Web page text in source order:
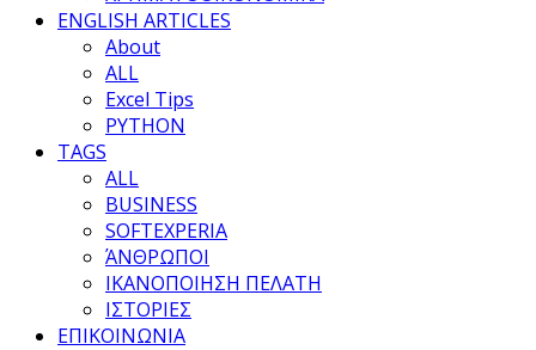
ENGLISH ARTICLES
About
ALL
Excel Tips
PYTHON
TAGS
ALL
BUSINESS
SOFTEXPERIA
ΆΝΘΡΩΠΟΙ
ΙΚΑΝΟΠΟΙΗΣΗ ΠΕΛΑΤΗ
ΙΣΤΟΡΙΕΣ
ΕΠΙΚΟΙΝΩΝΙΑ